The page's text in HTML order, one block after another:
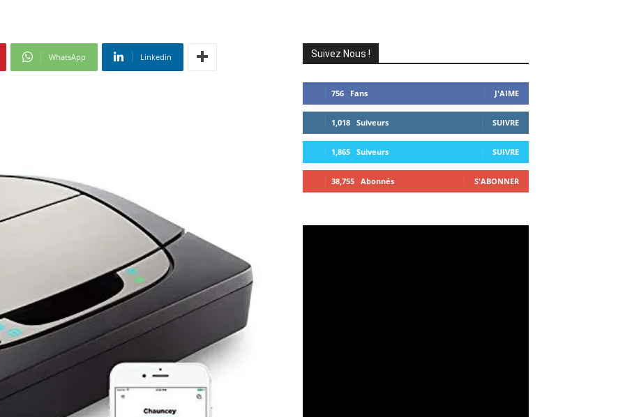
WhatsApp Linkedin Suivez Nous !
756 Fans J'AIME
1,018 Suiveurs SUIVRE
1,865 Suiveurs SUIVRE
38,755 Abonnés S'ABONNER